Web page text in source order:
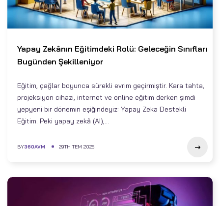
Yapay Zekânın Eğitimdeki Rolü: Geleceğin Sınıfları
Bugünden Şekilleniyor
Eğitim, çağlar boyunca sürekli evrim geçirmiştir. Kara tahta,
projeksiyon cihazı, internet ve online eğitim derken şimdi
yepyeni bir dönemin eşiğindeyiz: Yapay Zeka Destekli
Eğitim. Peki yapay zekâ (AI),...
BY360AVM 29TH TEM 2025